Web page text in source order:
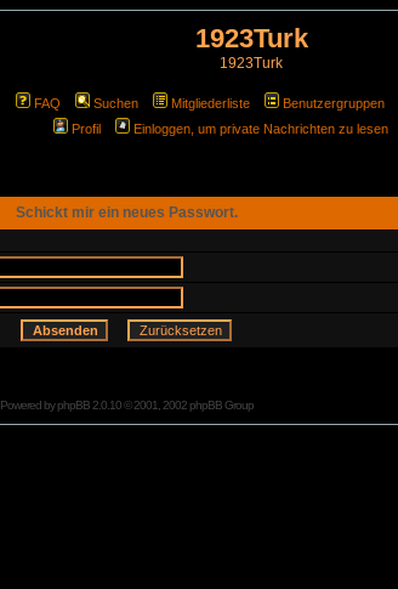
1923Turk
1923Turk
FAQ Suchen Mitgliederliste Benutzergruppen
Profil
Einloggen, um private Nachrichten zu lesen
Schickt mir ein neues Passwort.
Powered byphpBB2.0.10 © 2001, 2002 phpBB Group